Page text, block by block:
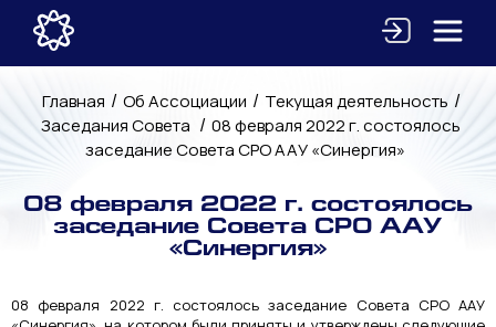
Главная / Об Ассоциации / Текущая деятельность /
Заседания Совета / 08 февраля 2022 г. состоялось
заседание Совета СРО ААУ «Синергия»
08 февраля 2022 г. состоялось
заседание Совета СРО ААУ
«Синергия»
08 февраля 2022 г. состоялось заседание Совета СРО ААУ